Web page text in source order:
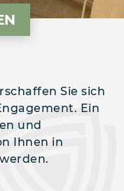
Sie sich
Ein
und
Ihnen in